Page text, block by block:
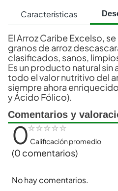
Características
El Arroz Caribe Excelso,
granos de arroz
clasificados, sanos,
Es un producto natural
todo el valor nutritivo del
siempre ahora
y Ácido Fólico).
Comentarios y
☆☆☆☆☆
0Calificación promedio
(0 comentarios)
No hay comentarios.